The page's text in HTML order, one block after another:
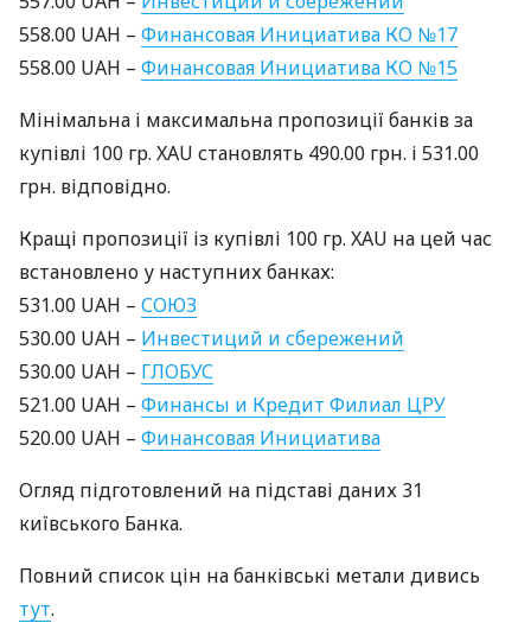
558.00 UAH – Финансовая Инициатива КО №17
558.00 UAH – Финансовая Инициатива КО №15
Мінімальна і максимальна пропозиції банків за
купівлі 100 гр. XAU становлять 490.00 грн. і 531.00
грн. відповідно.
Кращі пропозиції із купівлі 100 гр. XAU на цей час
встановлено у наступних банках:
531.00 UAH – СОЮЗ
530.00 UAH – Инвестиций и сбережений
530.00 UAH – ГЛОБУС
521.00 UAH – Финансы и Кредит Филиал ЦРУ
520.00 UAH – Финансовая Инициатива
Огляд підготовлений на підставі даних 31
київського Банка.
Повний список цін на банківські метали дивись
тут.